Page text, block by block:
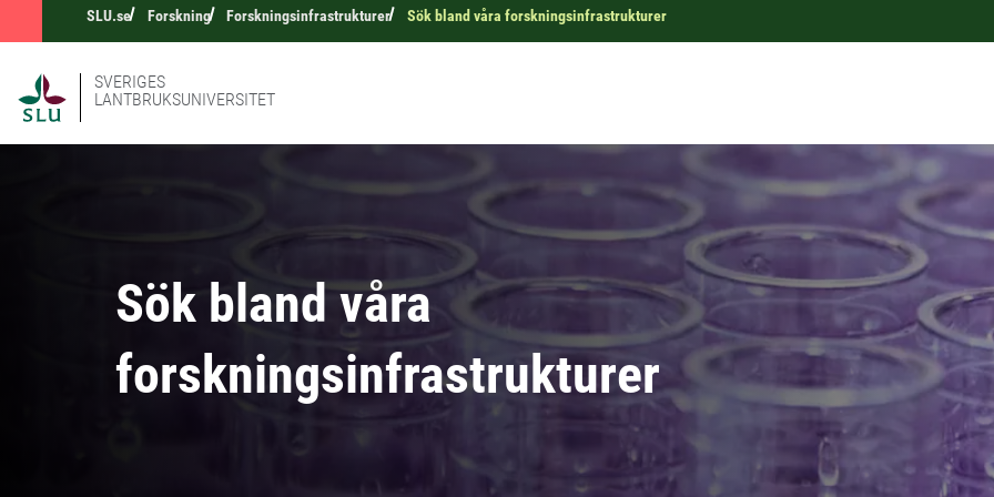
SLU.se Forskning Forskningsinfrastrukturer Sök bland våra forskningsinfrastrukturer
SVERIGES
LANTBRUKSUNIVERSITET
Sök bland våra
forskningsinfrastrukturer